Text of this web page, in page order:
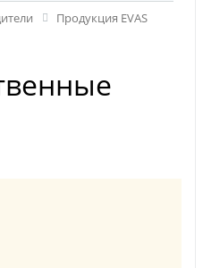
Продукция EVAS